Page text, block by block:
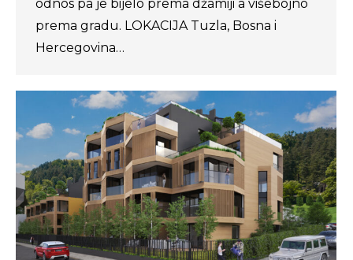
odnos pa je bijelo prema džamiji a višebojno
prema gradu. LOKACIJA Tuzla, Bosna i
Hercegovina…